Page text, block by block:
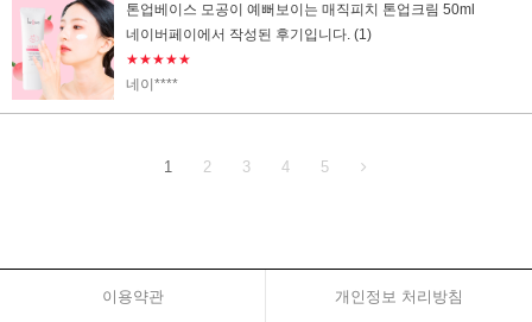
톤업베이스 모공이 예뻐보이는 매직피치 톤업크림 50ml
네이버페이에서 작성된 후기입니다. (1)
★★★★★
네이****
1 2 3 4 5
이용약관 개인정보 처리방침